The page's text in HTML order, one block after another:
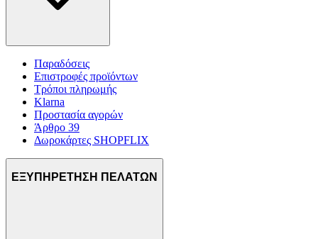
Παραδόσεις
Επιστροφές προϊόντων
Τρόποι πληρωμής
Klarna
Προστασία αγορών
Άρθρο 39
Δωροκάρτες SHOPFLIX
ΕΞΥΠΗΡΕΤΗΣΗ ΠΕΛΑΤΩΝ